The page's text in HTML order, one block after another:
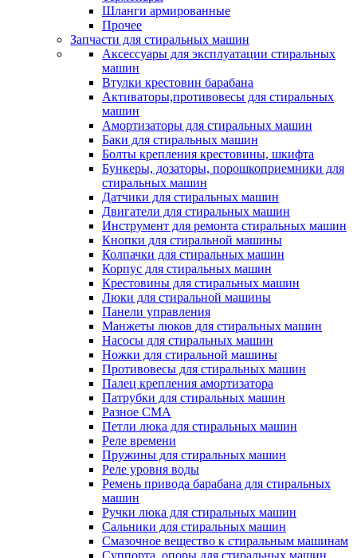
Шланги армированные
Прочее
Запчасти для стиральных машин
Аксессуары для эксплуатации стиральных
машин
Втулки крестовин барабана
Активаторы,противовесы для стиральных
машин
Амортизаторы для стиральных машин
Баки для стиральных машин
Болты крепления крестовины, шкифта
Бункеры, дозаторы, порошкоприемники для
стиральных машин
Датчики для стиральных машин
Двигатели для стиральных машин
Инструмент для ремонта стиральных машин
Кнопки для стиральной машины
Колпачки для стиральных машин
Корпус для стиральных машин
Крестовины для стиральных машин
Люки для стиральной машины
Панели управления
Манжеты люков для стиральных машин
Насосы для стиральных машин
Ножки для стиральной машины
Противовесы для стиральных машин
Палец крепления амортизатора
Патрубки для стиральных машин
Разное СМА
Петли люка для стиральных машин
Реле времени
Пружины для стиральных машин
Реле уровня воды
Ремень привода барабана для стиральных
машин
Ручки люка для стиральных машин
Сальники для стиральных машин
Смазочное вещество к стиральным машинам
Суппорта, опоры для стиральных машин